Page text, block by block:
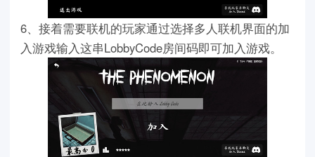
6、接着需要联机的玩家通过选择多人联机界面的加
入游戏输入这串LobbyCode房间码即可加入游戏。